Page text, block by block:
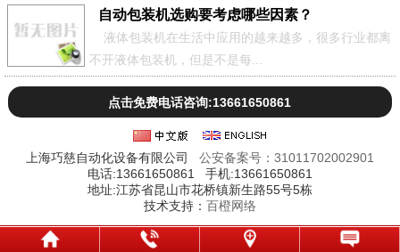
自动包装机选购要考虑哪些因素？
液体包装机在生活中应用的越来越多，很多行业都离
不开液体包装机，但是不是每...
点击免费电话咨询:13661650861
上海巧慈自动化设备有限公司 公安备案号：31011702002901
电话:13661650861 手机:13661650861
地址:江苏省昆山市花桥镇新生路55号5栋
技术支持： 百橙网络